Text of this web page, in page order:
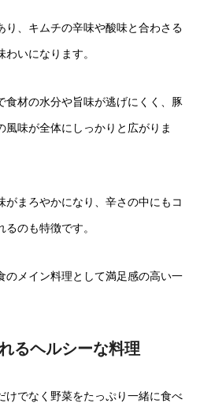
り、キムチの辛味や酸味と合わさる
いになります。
食材の水分や旨味が逃げにくく、豚
風味が全体にしっかりと広がりま
がまろやかになり、辛さの中にもコ
のも特徴です。
のメイン料理として満足感の高い一
るヘルシーな料理
けでなく野菜をたっぷり一緒に食べ